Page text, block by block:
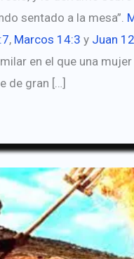
sentado a la mesa”.
, Marcos 14:3 y Juan
en el que una mujer
de gran […]